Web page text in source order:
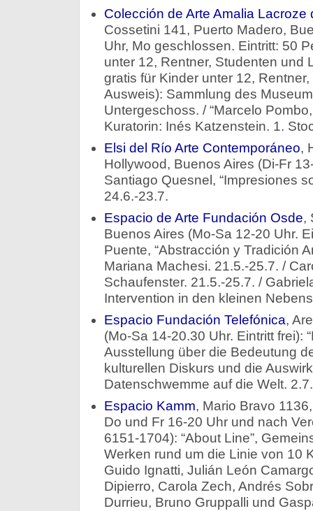
Colección de Arte Amalia Lacroze
Cossetini 141, Puerto Madero,
Uhr, Mo geschlossen. Eintritt: 50
unter 12, Rentner, Studenten und
gratis für Kinder unter 12,
Ausweis): Sammlung des
Untergeschoss. / “Marcelo
Kuratorin: Inés Katzenstein. 1.
Elsi del Río Arte Contemporáneo,
Hollywood, Buenos Aires (Di-Fr
Santiago Quesnel, “Impresiones
24.6.-23.7.
Espacio de Arte Fundación Osde,
Buenos Aires (Mo-Sa 12-20 Uhr.
Puente, “Abstracción y Tradición
Mariana Machesi. 21.5.-25.7. /
Schaufenster. 21.5.-25.7. /
Intervention in den kleinen
Espacio Fundación Telefónica,
(Mo-Sa 14-20.30 Uhr. Eintritt frei):
Ausstellung über die Bedeutung
kulturellen Diskurs und die
Datenschwemme auf die Welt.
Espacio Kamm, Mario Bravo
Do und Fr 16-20 Uhr und nach
6151-1704): “About Line”,
Werken rund um die Linie von 10
Guido Ignatti, Julián León
Dipierro, Carola Zech, Andrés
Durrieu, Bruno Gruppalli und